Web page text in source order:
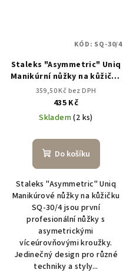
Staleks "Asymmetric" Uniq
Manikúrní nůžky na kůžičku
SQ-30/4
359,50 Kč bez DPH
435 Kč
Skladem(2 ks)
Do košíku
Staleks "Asymmetric" Uniq
Manikúrové nůžky na kůžičku
SQ-30/4 jsou první
profesionální nůžky s
asymetrickými
víceúrovňovými kroužky.
Jedinečný design pro různé
techniky a styly...
KÓD: SQ-30/4